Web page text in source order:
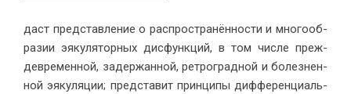
даст пред­став­ле­ние о рас­про­стра­нён­но­сти и мно­го­об­
ра­зии эяку­ля­тор­ных дис­функ­ций, в том чис­ле преж­
девре­мен­ной, за­дер­жан­ной, ре­тро­град­ной и бо­лез­нен­
ной эяку­ля­ции; пред­ста­вит прин­ци­пы диф­фе­рен­ци­аль­